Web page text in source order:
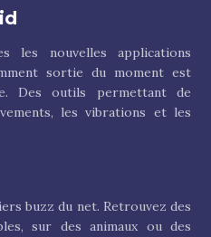
les nouvelles applications
sortie du moment est
Des outils permettant de
les vibrations et les
buzz du net. Retrouvez des
sur des animaux ou des